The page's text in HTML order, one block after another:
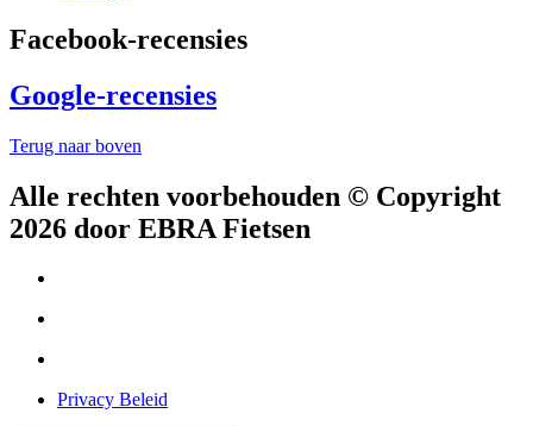
Facebook-recensies
Google-recensies
Terug naar boven
Alle rechten voorbehouden © Copyright
2026 door EBRA Fietsen
Privacy Beleid